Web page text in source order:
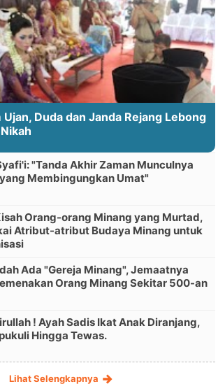
Ujan, Duda dan Janda Rejang Lebong
"Tanda Akhir Zaman Munculnya
Membingungkan Umat"
Orang-orang Minang yang Murtad,
Atribut-atribut Budaya Minang untuk
Ada "Gereja Minang", Jemaatnya
Orang Minang Sekitar 500-an
! Ayah Sadis Ikat Anak Diranjang,
Hingga Tewas.
Lihat Selengkapnya